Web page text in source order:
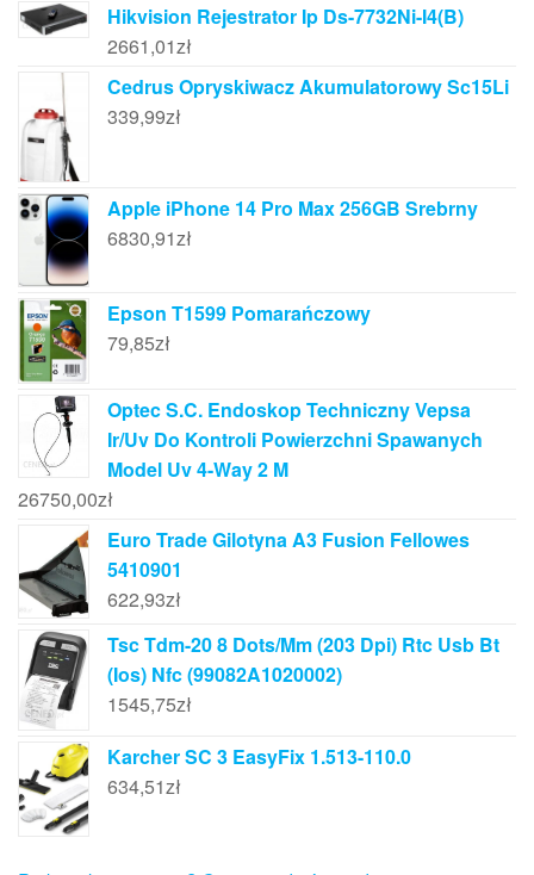
Hikvision Rejestrator Ip Ds-7732Ni-I4(B)
2661,01zł
Cedrus Opryskiwacz Akumulatorowy Sc15Li
339,99zł
Apple iPhone 14 Pro Max 256GB Srebrny
6830,91zł
Epson T1599 Pomarańczowy
79,85zł
Optec S.C. Endoskop Techniczny Vepsa
Ir/Uv Do Kontroli Powierzchni Spawanych
Model Uv 4-Way 2 M
26750,00zł
Euro Trade Gilotyna A3 Fusion Fellowes
5410901
622,93zł
Tsc Tdm-20 8 Dots/Mm (203 Dpi) Rtc Usb Bt
(Ios) Nfc (99082A1020002)
1545,75zł
Karcher SC 3 EasyFix 1.513-110.0
634,51zł